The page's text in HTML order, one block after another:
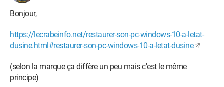
Bonjour,
https://lecrabeinfo.net/restaurer-son-pc-windows-10-a-letat-
dusine.html#restaurer-son-pc-windows-10-a-letat-dusine
(selon la marque ça diffère un peu mais c'est le même
principe)